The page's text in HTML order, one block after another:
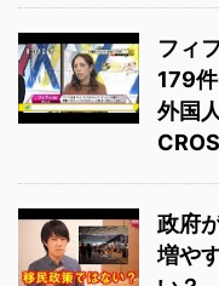
フィ
179
外国
政府
増や